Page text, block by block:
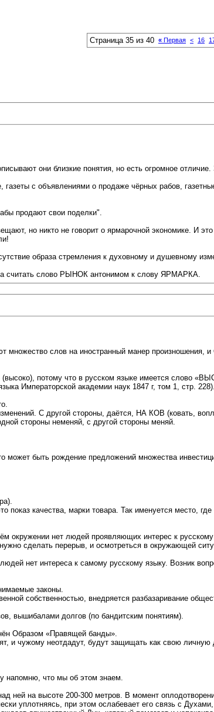
Страница 35 из 40 « Первая < 16
они близкие понятия, но есть огромное отличие.
с объявлениями о продаже чёрных рабов,
продают свои поделки".
но никто не говорит о ярмарочной экономике. И
образа стремления к духовному и душевному
считать слово РЫНОК антонимом к слову ЯРМАРКА.
слов на иностранный манер произношения,
потому что в русском языке имеется слово
Императорской академии наук 1847 г, том 1, стр. 228).
С другой стороны, даётся, НА КОВ (ковать,
стороны неменяй, с другой стороны меняй.
быть рождение предложений множества
качества, марки товара. Так именуется место,
окружении нет людей проявляющих интерес к
сделать перерыв, и осмотреться в окружающей
нет интереса к самому русскому языку. Возник
законы.
собственностью, внедряется разбазаривание
вышибалами долгов (по бандитским понятиям).
Образом «Правящей банды».
и чужому неотдадут, будут защищать как свою
напомню, что мы об этом знаем.
ней на высоте 200-300 метров. В момент
уплотняясь, при этом ослабевает его связь с